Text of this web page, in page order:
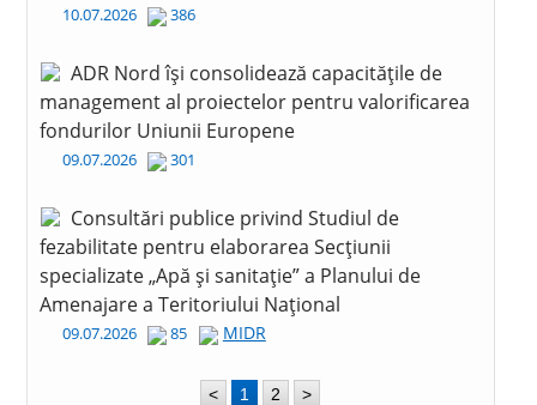
10.07.2026 386
ADR Nord își consolidează capacitățile de
management al proiectelor pentru valorificarea
fondurilor Uniunii Europene
09.07.2026 301
Consultări publice privind Studiul de
fezabilitate pentru elaborarea Secțiunii
specializate „Apă și sanitație” a Planului de
Amenajare a Teritoriului Național
09.07.2026 85 MIDR
< 1 2 >